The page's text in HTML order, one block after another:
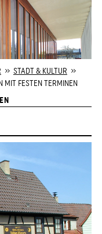
» STADT & KULTUR »
MIT FESTEN TERMINEN